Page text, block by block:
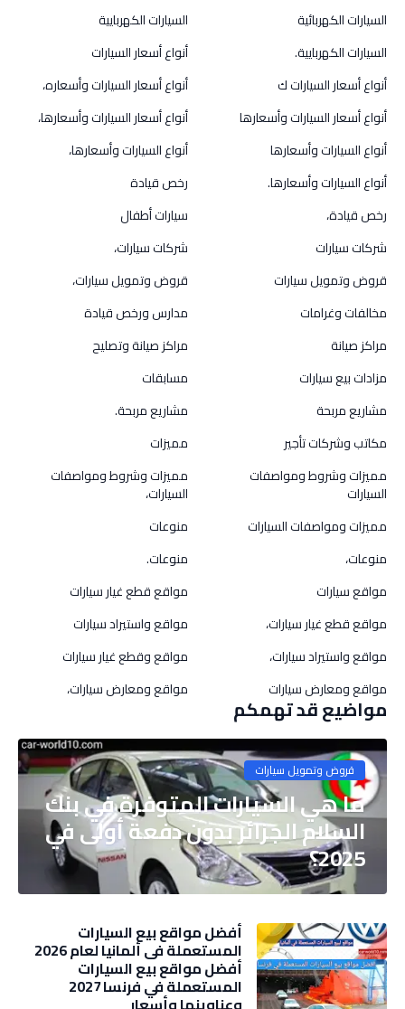
السيارات الكهربائية
السيارات الكهربايية
السيارات الكهربايية.
أنواع أسعار السيارات
أنواع أسعار السيارات ك
أنواع أسعار السيارات وأسعاره،
أنواع أسعار السيارات وأسعارها
أنواع أسعار السيارات وأسعارها،
أنواع السيارات وأسعارها
أنواع السيارات وأسعارها،
أنواع السيارات وأسعارها.
رخص قيادة
رخص قيادة،
سيارات أطفال
شركات سيارات
شركات سيارات،
قروض وتمويل سيارات
قروض وتمويل سيارات،
مخالفات وغرامات
مدارس ورخص قيادة
مراكز صيانة
مراكز صيانة وتصليح
مزادات بيع سيارات
مسابقات
مشاريع مربحة
مشاريع مربحة.
مكاتب وشركات تأجير
مميزات
مميزات وشروط ومواصفات
السيارات
مميزات وشروط ومواصفات
السيارات،
مميزات ومواصفات السيارات
منوعات
منوعات،
منوعات.
مواقع سيارات
مواقع قطع غيار سيارات
مواقع قطع غيار سيارات،
مواقع واستيراد سيارات
مواقع واستيراد سيارات،
مواقع وقطع غيار سيارات
مواقع ومعارض سيارات
مواقع ومعارض سيارات،
مواضيع قد تهمكم
قروض وتمويل سيارات
ما هي السيارات المتوفرة في بنك
السلام الجزائر بدون دفعة أولى في
2025؟
أفضل مواقع بيع السيارات
المستعملة في ألمانيا لعام 2026
أفضل مواقع بيع السيارات
المستعملة في فرنسا 2027